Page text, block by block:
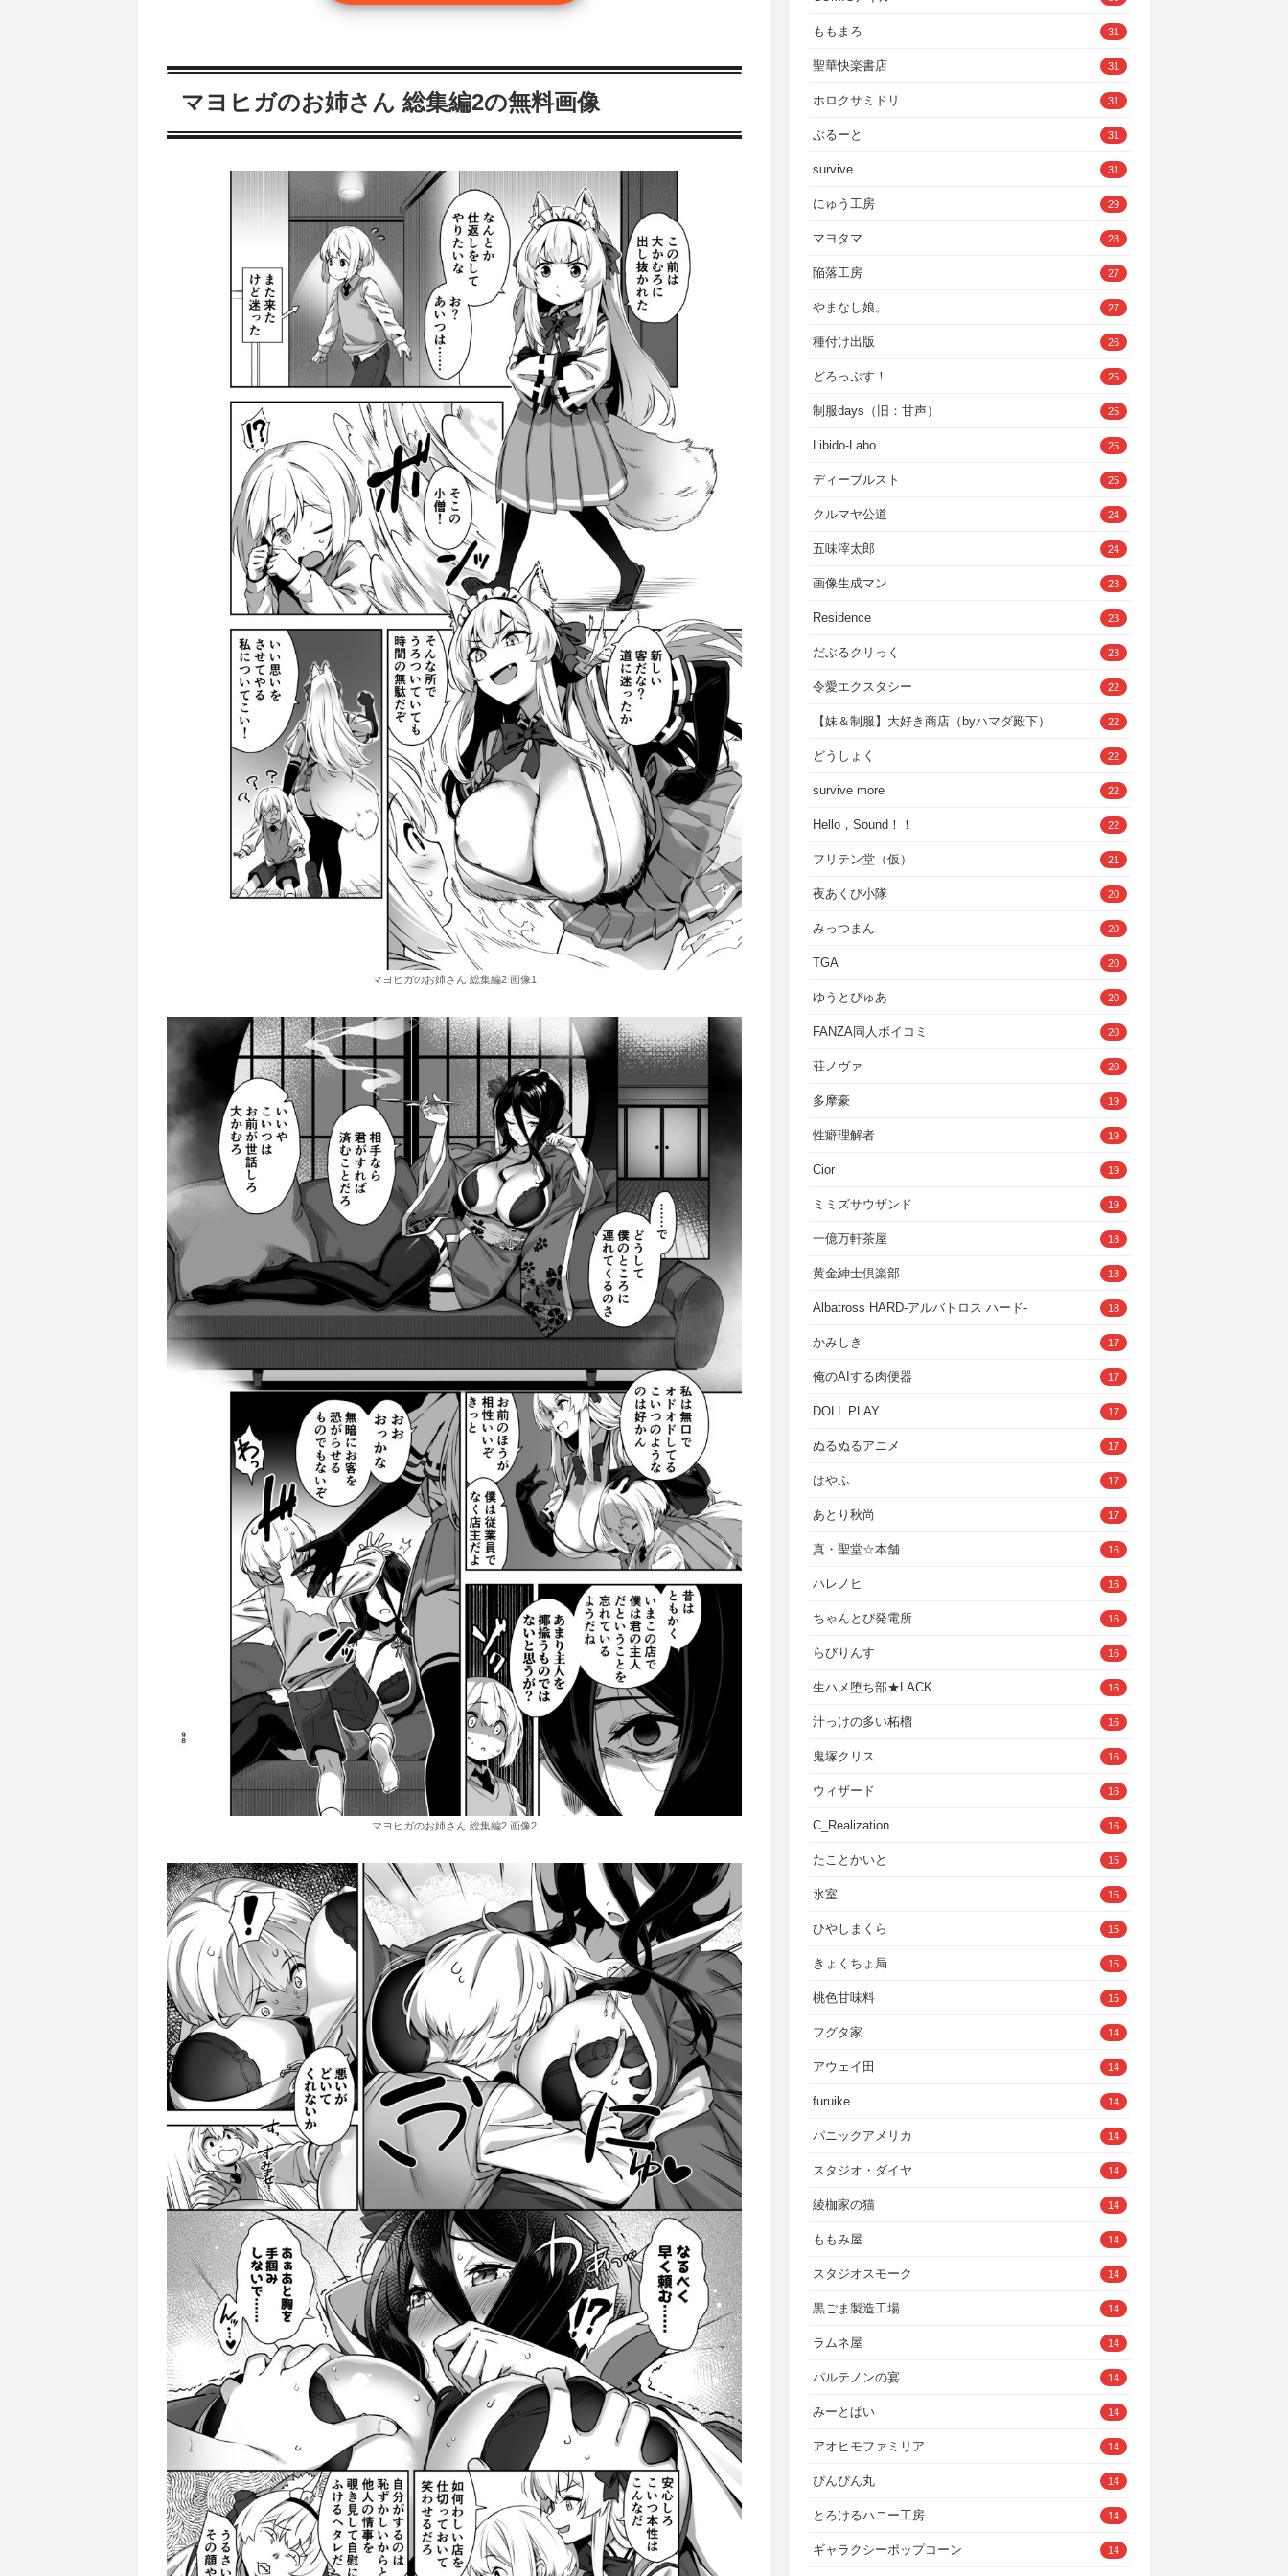
マヨヒガのお姉さん 総集編2の無料画像
マヨヒガのお姉さん 総集編2 画像1
マヨヒガのお姉さん 総集編2 画像2
ももまろ 31
聖華快楽書店 31
ホロクサミドリ 31
ぶるーと 31
survive 31
にゅう工房 29
マヨタマ 28
陥落工房 27
やまなし娘。 27
種付け出版 26
どろっぷす！ 25
制服days（旧：甘声） 25
Libido-Labo 25
ディーブルスト 25
クルマヤ公道 24
五味滓太郎 24
画像生成マン 23
Residence 23
だぶるクリっく 23
令愛エクスタシー 22
【妹＆制服】大好き商店（byハマダ殿下） 22
どうしょく 22
survive more 22
Hello，Sound！！ 22
フリテン堂（仮） 21
夜あくび小隊 20
みっつまん 20
TGA 20
ゆうとぴゅあ 20
FANZA同人ボイコミ 20
荘ノヴァ 20
多摩豪 19
性癖理解者 19
Cior 19
ミミズサウザンド 19
一億万軒茶屋 18
黄金紳士倶楽部 18
Albatross HARD‐アルバトロス ハード‐ 18
かみしき 17
俺のAIする肉便器 17
DOLL PLAY 17
ぬるぬるアニメ 17
はやふ 17
あとり秋尚 17
真・聖堂☆本舗 16
ハレノヒ 16
ちゃんとぴ発電所 16
らびりんす 16
生ハメ堕ち部★LACK 16
汁っけの多い柘榴 16
鬼塚クリス 16
ウィザード 16
C_Realization 16
たことかいと 15
氷室 15
ひやしまくら 15
きょくちょ局 15
桃色甘味料 15
フグタ家 14
アウェイ田 14
furuike 14
パニックアメリカ 14
スタジオ・ダイヤ 14
綾枷家の猫 14
ももみ屋 14
スタジオスモーク 14
黒ごま製造工場 14
ラムネ屋 14
パルテノンの宴 14
みーとぱい 14
アオヒモファミリア 14
ぴんぴん丸 14
とろけるハニー工房 14
ギャラクシーポップコーン 14